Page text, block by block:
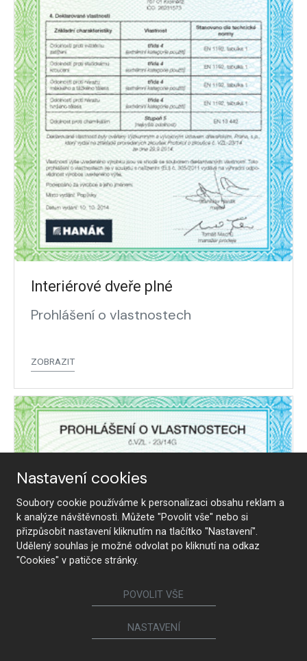
Interiérové dveře plné
Prohlášení o vlastnostech
ZOBRAZIT
Nastavení cookies
Soubory cookie používáme k personalizaci obsahu reklam a
k analýze návštěvnosti. Můžete "Povolit vše" nebo si
přizpůsobit nastavení kliknutím na tlačítko "Nastavení".
Udělený souhlas je možné odvolat po kliknutí na odkaz
"Cookies" v patičce stránky.
POVOLIT VŠE
NASTAVENÍ